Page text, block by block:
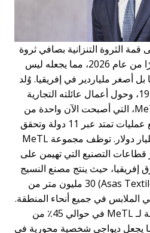
التنزانية بصافي ثروة
يتجاوز 1.5 مليار دولار اعتبارًا من عام 2026، مما يجعله ليس
ملياردير في إفريقيا. وُلد
في سينغيدا عام 1975، وحول أعمال عائلته التجارية
المتواضعة إلى مجموعة MeTL، التي أصبحت الآن واحدة من
أكبر التكتلات في إفريقيا مع عمليات تمتد عبر 11 دولة وتحقق
إيرادات سنوية تتجاوز 1.3 مليار دولار. توظف مجموعة MeTL
قطاعات التصنيع التي تهيمن على
حيث ينتج مصنع النسيج
التابع له أسس تكستايل (Asas Textiles) 30 مليون متر من
في جميع أنحاء المنطقة.
تتحكم مطاحن الدقيق التابعة لـ MeTL في حوالي 45٪ من
ديواجي شخصية محورية في